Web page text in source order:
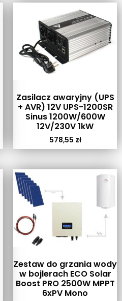
Zasilacz awaryjny (UPS
+ AVR) 12V UPS-1200SR
Sinus 1200W/600W
12V/230V 1kW
578,55 zł
Zestaw do grzania wody
w bojlerach ECO Solar
Boost PRO 2500W MPPT
6xPV Mono